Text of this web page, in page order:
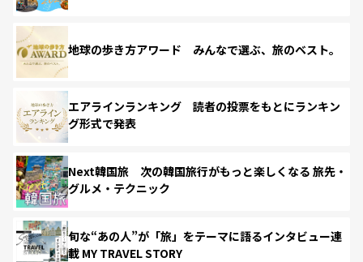
地球の歩き方アワード みんなで選ぶ、旅のベスト。
エアラインランキング 読者の投票をもとにランキン
グ形式で発表
Next韓国旅 次の韓国旅行がもっと楽しくなる 旅先・
グルメ・テクニック
旬な“あの人”が「旅」をテーマに語るインタビュー連
載 MY TRAVEL STORY